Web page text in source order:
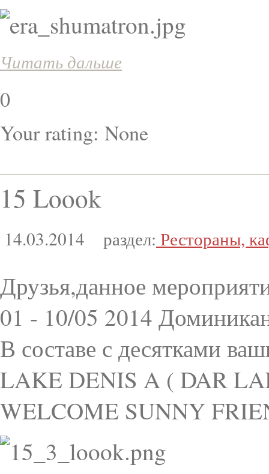
Читать дальше
0
Your rating: None
15 Loook
14.03.2014 раздел: Рестораны,
Друзья,данное
01 - 10/05 2014
В составе с десятками
LAKE DENIS A ( DAR
WELCOME SUNNY